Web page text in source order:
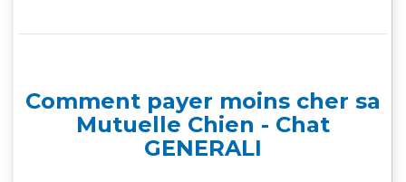
Comment payer moins cher sa
Mutuelle Chien - Chat
GENERALI